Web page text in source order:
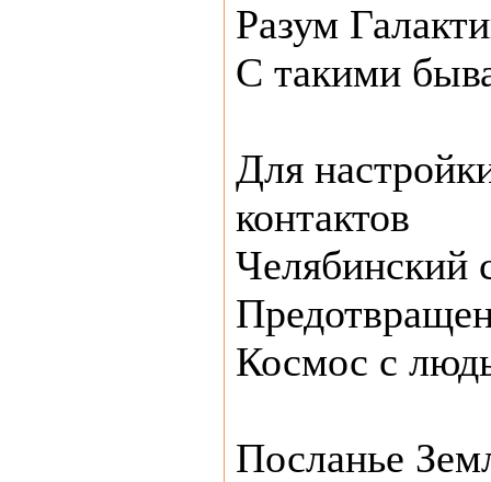
Разум
С такими
Для
контактов
Челябинский
Космос с
Посланье